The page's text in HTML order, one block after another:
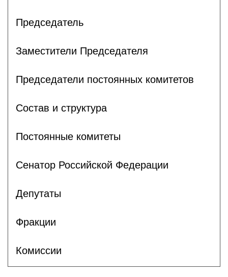
Председатель
Заместители Председателя
Председатели постоянных комитетов
Состав и структура
Постоянные комитеты
Сенатор Российской Федерации
Депутаты
Фракции
Комиссии